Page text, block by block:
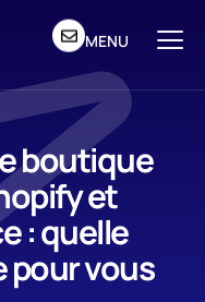
MENU
boutique
et
: quelle
pour vous